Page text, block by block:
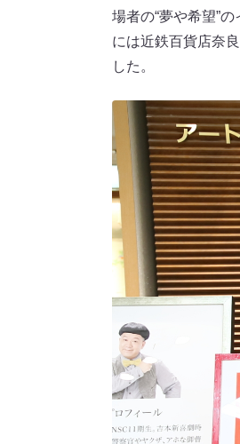
場者の“夢や希望”
には近鉄百貨店奈
した。